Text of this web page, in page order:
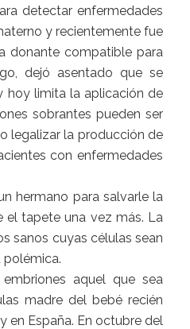
detectar enfermedades
y recientemente fue
donante compatible para
dejó asentado que se
hoy limita la aplicación de
sobrantes pueden ser
legalizar la producción de
con enfermedades
hermano para salvarle la
el tapete una vez más. La
sanos cuyas células sean
polémica.
aquel que sea
madre del bebé recién
en España. En octubre del